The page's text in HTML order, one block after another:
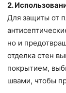
2.
Для защиты от
но и
отделка стен
покрытием,
швами, чтобы